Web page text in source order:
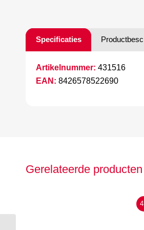
Specificaties
Artikelnummer: 431516
EAN: 8426578522690
Gerelateerde producten